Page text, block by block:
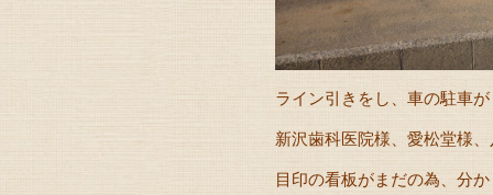
ライン引きをし、車の駐車
新沢歯科医院様、愛松堂様
目印の看板がまだの為、分